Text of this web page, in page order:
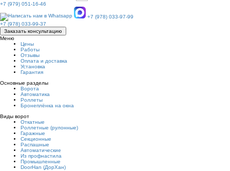
+7 (979) 051-16-46
+7 (978) 033-97-99
+7 (978) 033-99-37
Заказать консультацию
Меню
Цены
Работы
Отзывы
Оплата и доставка
Установка
Гарантия
Основные разделы
Ворота
Автоматика
Роллеты
Бронеплёнка на окна
Виды ворот
Откатные
Роллетные (рулонные)
Гаражные
Секционные
Распашные
Автоматические
Из профнастила
Промышленные
DoorHan (ДорХан)